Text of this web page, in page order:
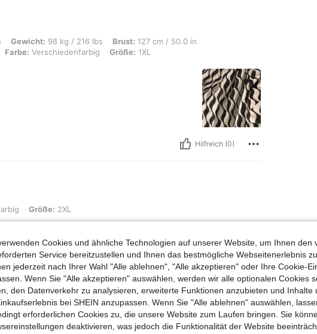
98 kg / 216 lbs, Brust: 127 cm / 50.0 in, Taille: 107 cm / 42 in, Hüften: 137 cm / 54 in, Farbe:
Gewicht: 98 kg / 216 lbs Brust: 127 cm / 50.0 in
Farbe: Verschiedenfarbig Größe: 1XL
Hilfreich (0)
2XLGröße: 2XL
sehr gute Qualität ebenfalls für eine Hochzeit und
qualitativ und sehr schön passt sich das an den
Hilfreich (0)
Bewertungen Ansehen
Cookies und ähnliche Technologien auf unserer Website, um Ihnen den
Service bereitzustellen und Ihnen das bestmögliche Webseitenerlebnis
jederzeit nach Ihrer Wahl "Alle ablehnen", "Alle akzeptieren" oder Ihre Cookie-
Wenn Sie "Alle akzeptieren" auswählen, werden wir alle optionalen Cookies
den Datenverkehr zu analysieren, erweiterte Funktionen anzubieten und Inhalte
bei SHEIN anzupassen. Wenn Sie "Alle ablehnen" auswählen,
erforderlichen Cookies zu, die unsere Website zum Laufen bringen. Sie
deaktivieren, was jedoch die Funktionalität der Website